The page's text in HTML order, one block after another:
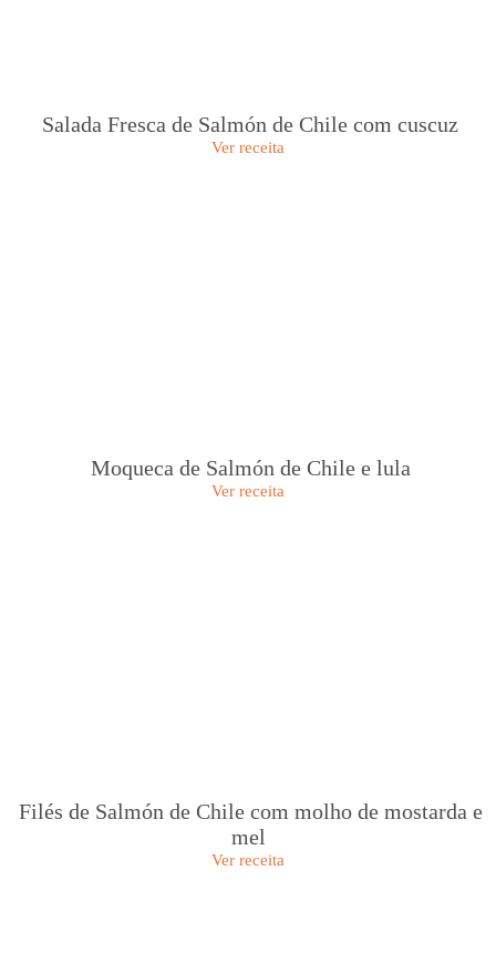
Salada Fresca de Salmón de Chile com cuscuz
Ver receita
Moqueca de Salmón de Chile e lula
Ver receita
Filés de Salmón de Chile com molho de mostarda e
mel
Ver receita